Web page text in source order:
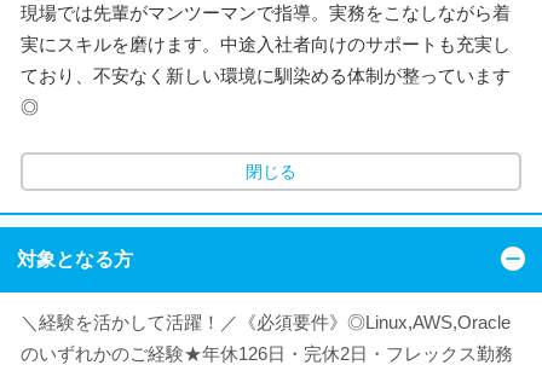
現場では先輩がマンツーマンで指導。実務をこなしながら着
実にスキルを磨けます。中途入社者向けのサポートも充実し
ており、不安なく新しい環境に馴染める体制が整っています
◎
閉じる
対象となる方
＼経験を活かして活躍！／《必須要件》◎Linux,AWS,Oracle
のいずれかのご経験★年休126日・完休2日・フレックス勤務